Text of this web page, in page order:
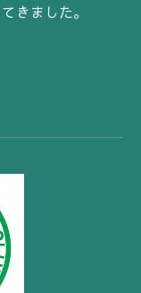
きました。